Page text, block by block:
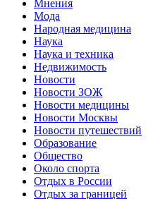
Мнения
Мода
Народная медицина
Наука
Наука и техника
Недвижимость
Новости
Новости ЗОЖ
Новости медицины
Новости Москвы
Новости путешествий
Образование
Общество
Около спорта
Отдых в России
Отдых за границей